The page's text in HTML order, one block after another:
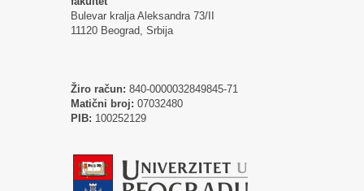
Bulevar kralja Aleksandra 73/II
11120 Beograd, Srbija
Žiro račun: 840-0000032849845-71
Matični broj: 07032480
PIB: 100252129